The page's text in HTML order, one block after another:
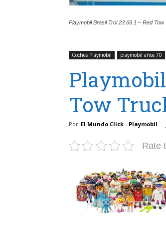
Playmobil Brasil Trol 23.69.1 – Red Tow
Coches Playmobil playmobil años 70
Tow
Por El Mundo Click - Playmobil -
Rate